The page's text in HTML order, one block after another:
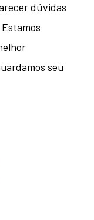
dúvidas
seu